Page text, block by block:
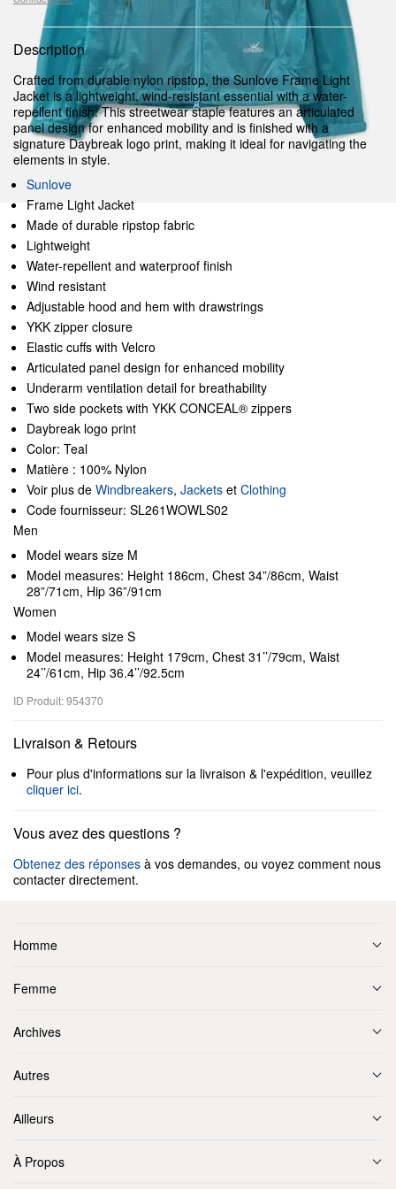
Description
Crafted from durable nylon ripstop, the Sunlove Frame Light
Jacket is a lightweight, wind-resistant essential with a water-
repellent finish. This streetwear staple features an articulated
panel design for enhanced mobility and is finished with a
signature Daybreak logo print, making it ideal for navigating the
elements in style.
Sunlove
Frame Light Jacket
Made of durable ripstop fabric
Lightweight
Water-repellent and waterproof finish
Wind resistant
Adjustable hood and hem with drawstrings
YKK zipper closure
Elastic cuffs with Velcro
Articulated panel design for enhanced mobility
Underarm ventilation detail for breathability
Two side pockets with YKK CONCEAL® zippers
Daybreak logo print
Color: Teal
Matière : 100% Nylon
Voir plus de Windbreakers, Jackets et Clothing
Code fournisseur: SL261WOWLS02
Men
Model wears size M
Model measures: Height 186cm, Chest 34”/86cm, Waist
28”/71cm, Hip 36”/91cm
Women
Model wears size S
Model measures: Height 179cm, Chest 31’’/79cm, Waist
24’’/61cm, Hip 36.4’’/92.5cm
ID Produit: 954370
Livraison & Retours
Pour plus d'informations sur la livraison & l'expédition, veuillez
cliquer ici.
Vous avez des questions ?
Obtenez des réponses à vos demandes, ou voyez comment nous
contacter directement.
Homme
Femme
Archives
Autres
Ailleurs
À Propos